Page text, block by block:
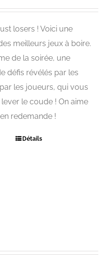
losers ! Voici une
meilleurs jeux à boire.
de la soirée, une
défis révélés par les
les joueurs, qui vous
le coude ! On aime
redemande !
Détails